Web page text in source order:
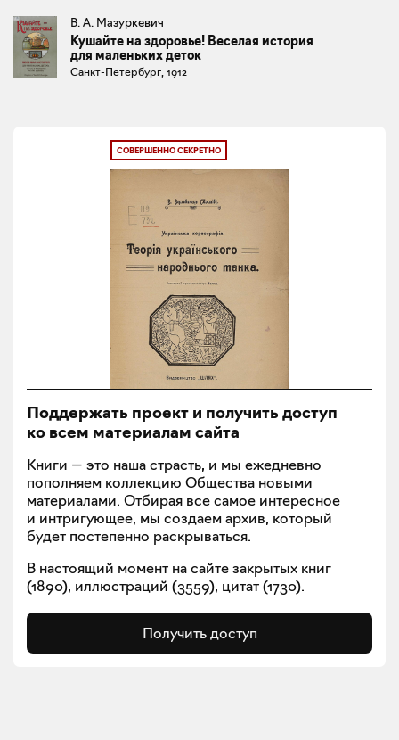
В. А. Мазуркевич
Кушайте на здоровье! Веселая история
для маленьких деток
Санкт-Петербург, 1912
СОВЕРШЕННО СЕКРЕТНО
Поддержать проект и получить доступ
ко всем материалам сайта
Книги — это наша страсть, и мы ежедневно
пополняем коллекцию Общества новыми
материалами. Отбирая все самое интересное
и интригующее, мы создаем архив, который
будет постепенно раскрываться.
В настоящий момент на сайте закрытых книг
(1890), иллюстраций (3559), цитат (1730).
Получить доступ